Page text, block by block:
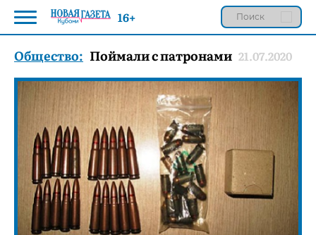
Общество: Поймали с патронами 21.07.2020
16+